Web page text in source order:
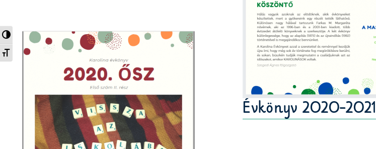
Nagy kontraszt váltása
Betűméret váltása
Évkönyv 2020-2021